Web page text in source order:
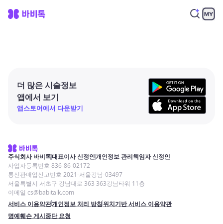
더 많은 시술정보
앱에서 보기
앱스토어에서 다운받기
주식회사 바비톡대표이사 신정인개인정보 관리책임자 신정인
사업자등록번호 836-86-02172
통신판매업신고번호 2021-서울강남-03497
서울특별시 서초구 강남대로 363 363강남타워 11층
이메일 cs@babitalk.com
서비스 이용약관개인정보 처리 방침위치기반 서비스 이용약관
명예훼손 게시중단 요청